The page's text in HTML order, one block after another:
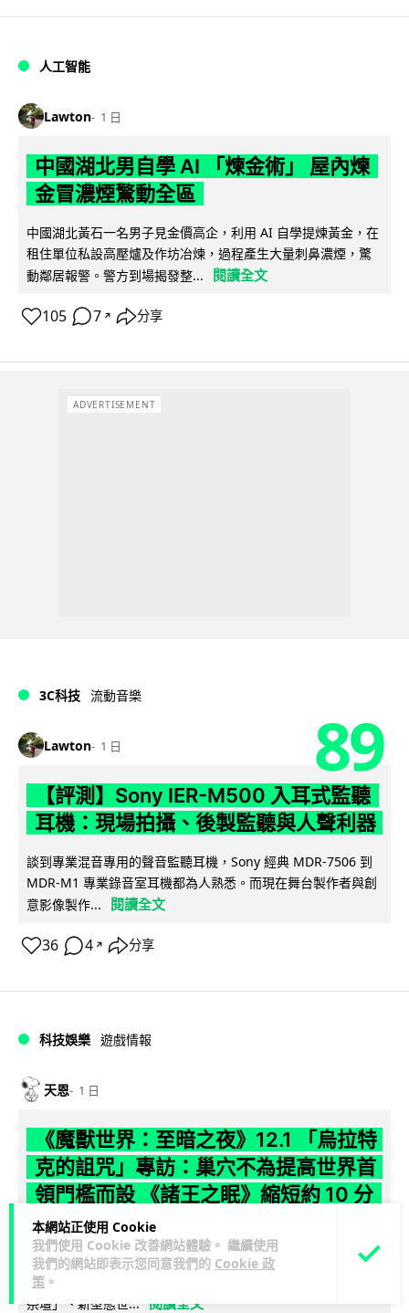
本網站正使用 Cookie
我們使用 Cookie 改善網站體驗。 繼續使用
我們的網站即表示您同意我們的 Cookie 政
策 。
人工智能
Lawton 1 日
中國湖北男自學 AI 「煉金術」 屋內煉
金冒濃煙驚動全區
中國湖北黃石一名男子見金價高企，利用 AI 自學提煉黃金，在
租住單位私設高壓爐及作坊冶煉，過程產生大量刺鼻濃煙，驚
動鄰居報警。警方到場揭發整...
閱讀全文
105 7 ↗ 分享
ADVERTISEMENT
3C科技 流動音樂
Lawton 1 日 89
【評測】Sony IER-M500 入耳式監聽
耳機：現場拍攝、後製監聽與人聲利器
談到專業混音專用的聲音監聽耳機，Sony 經典 MDR-7506 到
MDR-M1 專業錄音室耳機都為人熟悉。而現在舞台製作者與創
意影像製作...
閱讀全文
36 4 ↗ 分享
科技娛樂 遊戲情報
天恩 1 日
《魔獸世界：至暗之夜》12.1 「烏拉特
克的詛咒」專訪：巢穴不為提高世界首
領門檻而設 《諸王之眠》縮短約 10 分
鐘
《魔獸世界：至暗之夜》版本更新 12.1「烏拉特克的詛咒」將
於 8 月 13 日正式上線，帶來全新區域「盤蛇島」、地城「毒牙
祭壇」、新型態世... 閱讀全文